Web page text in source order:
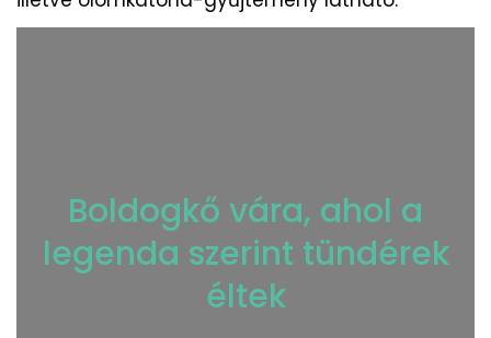
Boldogkő vára, ahol a
legenda szerint tündérek
éltek